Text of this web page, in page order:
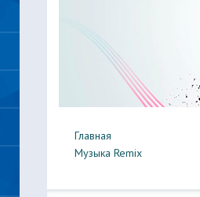
Главная
Музыка Remix